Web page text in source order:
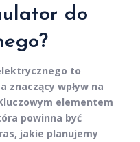
do
to
wpływ na
elementem
powinna być
jakie planujemy